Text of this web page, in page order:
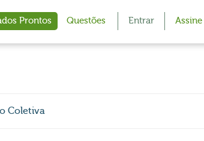
Prontos Questões Entrar Assine
Coletiva